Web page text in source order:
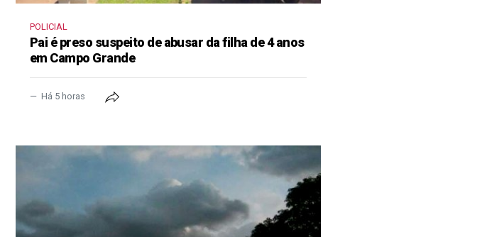
POLICIAL
Pai é preso suspeito de abusar da filha de 4 anos
em Campo Grande
Há 5 horas